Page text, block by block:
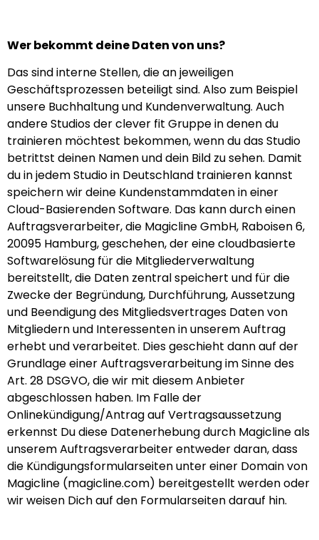
Wer bekommt deine Daten von uns?
Das sind interne Stellen, die an jeweiligen
Geschäftsprozessen beteiligt sind. Also zum Beispiel
unsere Buchhaltung und Kundenverwaltung. Auch
andere Studios der clever fit Gruppe in denen du
trainieren möchtest bekommen, wenn du das Studio
betrittst deinen Namen und dein Bild zu sehen. Damit
du in jedem Studio in Deutschland trainieren kannst
speichern wir deine Kundenstammdaten in einer
Cloud-Basierenden Software. Das kann durch einen
Auftragsverarbeiter, die Magicline GmbH, Raboisen 6,
20095 Hamburg, geschehen, der eine cloudbasierte
Softwarelösung für die Mitgliederverwaltung
bereitstellt, die Daten zentral speichert und für die
Zwecke der Begründung, Durchführung, Aussetzung
und Beendigung des Mitgliedsvertrages Daten von
Mitgliedern und Interessenten in unserem Auftrag
erhebt und verarbeitet. Dies geschieht dann auf der
Grundlage einer Auftragsverarbeitung im Sinne des
Art. 28 DSGVO, die wir mit diesem Anbieter
abgeschlossen haben. Im Falle der
Onlinekündigung/Antrag auf Vertragsaussetzung
erkennst Du diese Datenerhebung durch Magicline als
unserem Auftragsverarbeiter entweder daran, dass
die Kündigungsformularseiten unter einer Domain von
Magicline (magicline.com) bereitgestellt werden oder
wir weisen Dich auf den Formularseiten darauf hin.